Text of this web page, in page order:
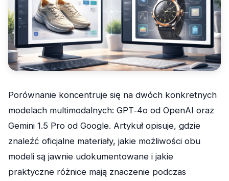
Porównanie koncentruje się na dwóch konkretnych
modelach multimodalnych: GPT‑4o od OpenAI oraz
Gemini 1.5 Pro od Google. Artykuł opisuje, gdzie
znaleźć oficjalne materiały, jakie możliwości obu
modeli są jawnie udokumentowane i jakie
praktyczne różnice mają znaczenie podczas